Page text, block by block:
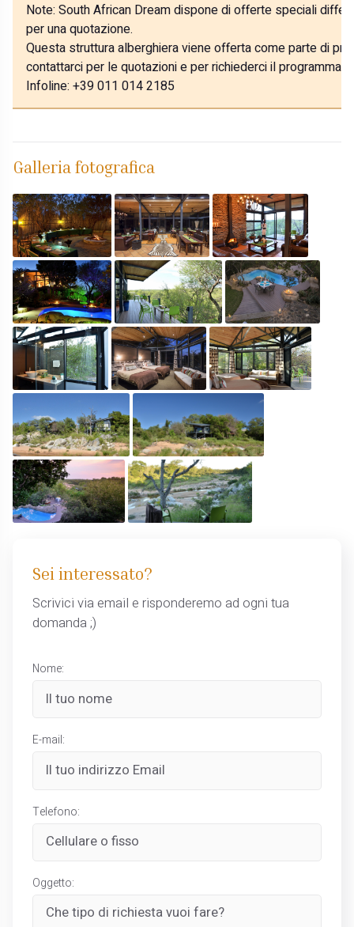
Note: South African Dream dispone di offerte speciali
per una quotazione.
Questa struttura alberghiera viene offerta come parte di
contattarci per le quotazioni e per richiederci il programma
Infoline: +39 011 014 2185
Galleria fotografica
Sei interessato?
Scrivici via email e risponderemo ad ogni tua
domanda ;)
Nome:
E-mail:
Telefono:
Oggetto: